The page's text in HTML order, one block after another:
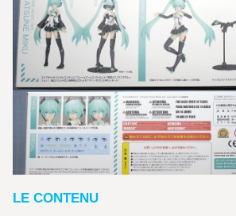
LE CONTENU